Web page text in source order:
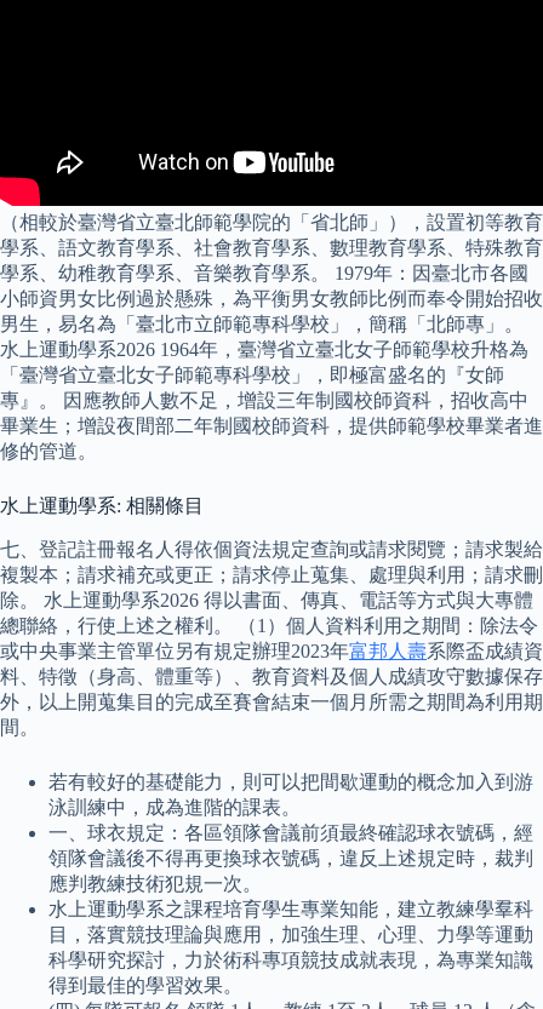
（相較於臺灣省立臺北師範學院的「省北師」），設置初等教育
學系、語文教育學系、社會教育學系、數理教育學系、特殊教育
學系、幼稚教育學系、音樂教育學系。 1979年：因臺北市各國
小師資男女比例過於懸殊，為平衡男女教師比例而奉令開始招收
男生，易名為「臺北市立師範專科學校」，簡稱「北師專」。
水上運動學系2026 1964年，臺灣省立臺北女子師範學校升格為
「臺灣省立臺北女子師範專科學校」，即極富盛名的『女師
專』。 因應教師人數不足，增設三年制國校師資科，招收高中
畢業生；增設夜間部二年制國校師資科，提供師範學校畢業者進
修的管道。
水上運動學系: 相關條目
七、登記註冊報名人得依個資法規定查詢或請求閱覽；請求製給
複製本；請求補充或更正；請求停止蒐集、處理與利用；請求刪
除。 水上運動學系2026 得以書面、傳真、電話等方式與大專體
總聯絡，行使上述之權利。 （1）個人資料利用之期間：除法令
或中央事業主管單位另有規定辦理2023年富邦人壽系際盃成績資
料、特徵（身高、體重等）、教育資料及個人成績攻守數據保存
外，以上開蒐集目的完成至賽會結束一個月所需之期間為利用期
間。
若有較好的基礎能力，則可以把間歇運動的概念加入到游
泳訓練中，成為進階的課表。
一、球衣規定：各區領隊會議前須最終確認球衣號碼，經
領隊會議後不得再更換球衣號碼，違反上述規定時，裁判
應判教練技術犯規一次。
水上運動學系之課程培育學生專業知能，建立教練學羣科
目，落實競技理論與應用，加強生理、心理、力學等運動
科學研究探討，力於術科專項競技成就表現，為專業知識
得到最佳的學習效果。